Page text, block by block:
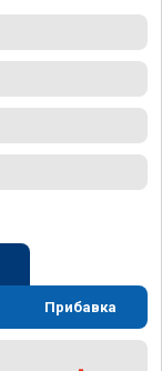
Прибавка